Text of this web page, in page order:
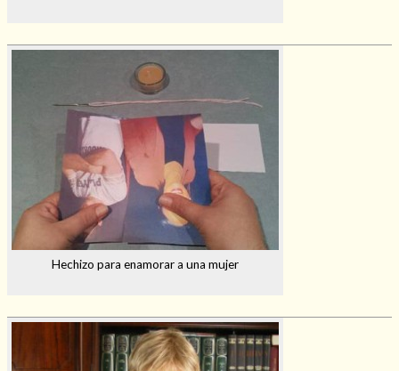
Hechizo para enamorar a una mujer